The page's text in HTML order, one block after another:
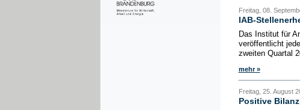
Freitag, 08.
IAB-
Das Institut für
veröffentlicht
zweiten Quartal
mehr »
Freitag, 25. August
Positive